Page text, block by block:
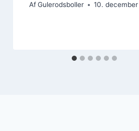
Af Gulerodsboller 10.